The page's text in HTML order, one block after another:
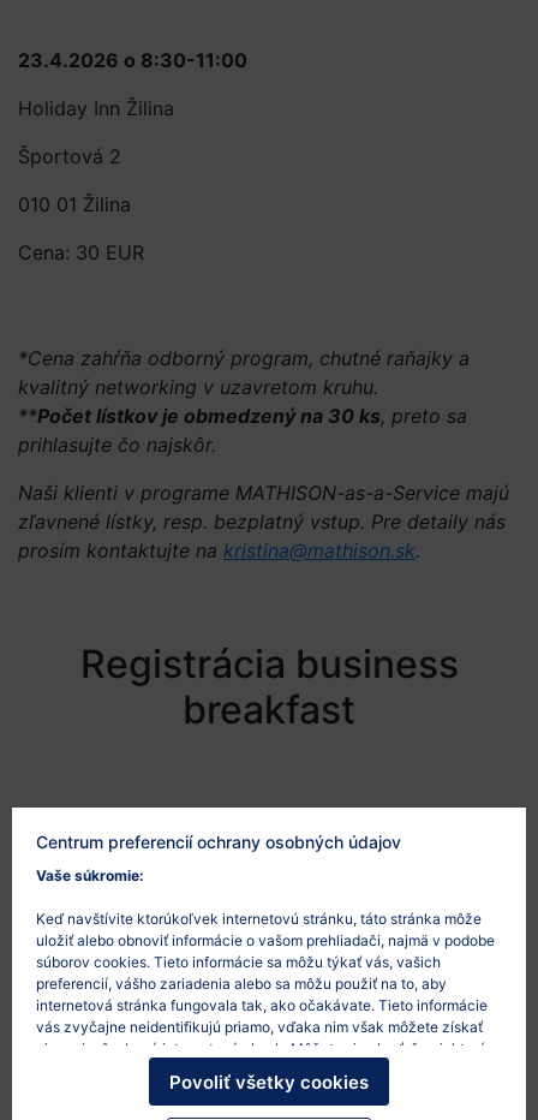
23.4.2026 o 8:30-11:00
Holiday Inn Žilina
Športová 2
010 01 Žilina
Cena: 30 EUR
*Cena zahŕňa odborný program, chutné raňajky a
kvalitný networking v uzavretom kruhu.
**Počet lístkov je obmedzený na 30 ks, preto sa
prihlasujte čo najskôr.
Naši klienti v programe MATHISON-as-a-Service majú
zľavnené lístky, resp. bezplatný vstup. Pre detaily nás
prosím kontaktujte na kristina@mathison.sk.
Registrácia business
breakfast
Meno a priezvisko *
IČO *
E-mail *
Centrum preferencií ochrany osobných údajov
Vaše súkromie:
Keď navštívite ktorúkoľvek internetovú stránku, táto stránka môže
uložiť alebo obnoviť informácie o vašom prehliadači, najmä v podobe
súborov cookies. Tieto informácie sa môžu týkať vás, vašich
preferencií, vášho zariadenia alebo sa môžu použiť na to, aby
internetová stránka fungovala tak, ako očakávate. Tieto informácie
vás zvyčajne neidentifikujú priamo, vďaka nim však môžete získať
viac prispôsobený internetový obsah. Môžete si vybrať, že niektoré
kategórií sa dozviete viac a zmeníte svoje predvolené nastavenia.
Povoliť všetky cookies